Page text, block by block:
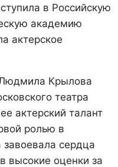
в Российскую
академию
актерское
Крылова
театра
актерский талант
ролью в
завоевала сердца
высокие оценки за